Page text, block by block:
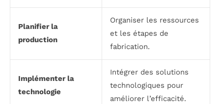
Planifier la
production
Organiser les ressources
et les étapes de
fabrication.
Implémenter la
technologie
Intégrer des solutions
technologiques pour
améliorer l’efficacité.